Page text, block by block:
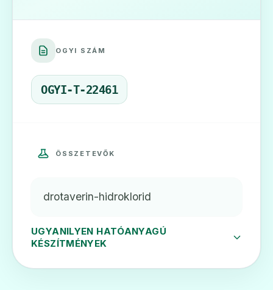
OGYI SZÁM
OGYI-T-22461
ÖSSZETEVŐK
drotaverin-hidroklorid
UGYANILYEN HATÓANYAGÚ
KÉSZÍTMÉNYEK